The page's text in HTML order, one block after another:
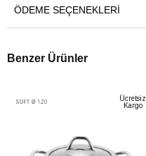
ÖDEME SEÇENEKLERI
Benzer Ürünler
Ücretsiz
Kargo